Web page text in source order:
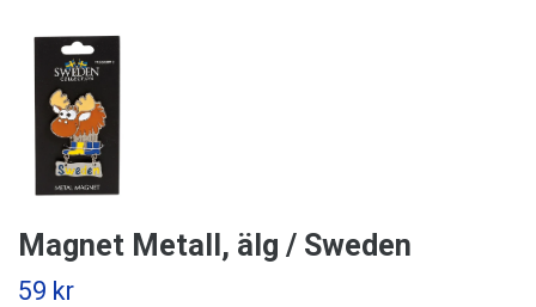
Magnet Metall, älg / Sweden
59 kr